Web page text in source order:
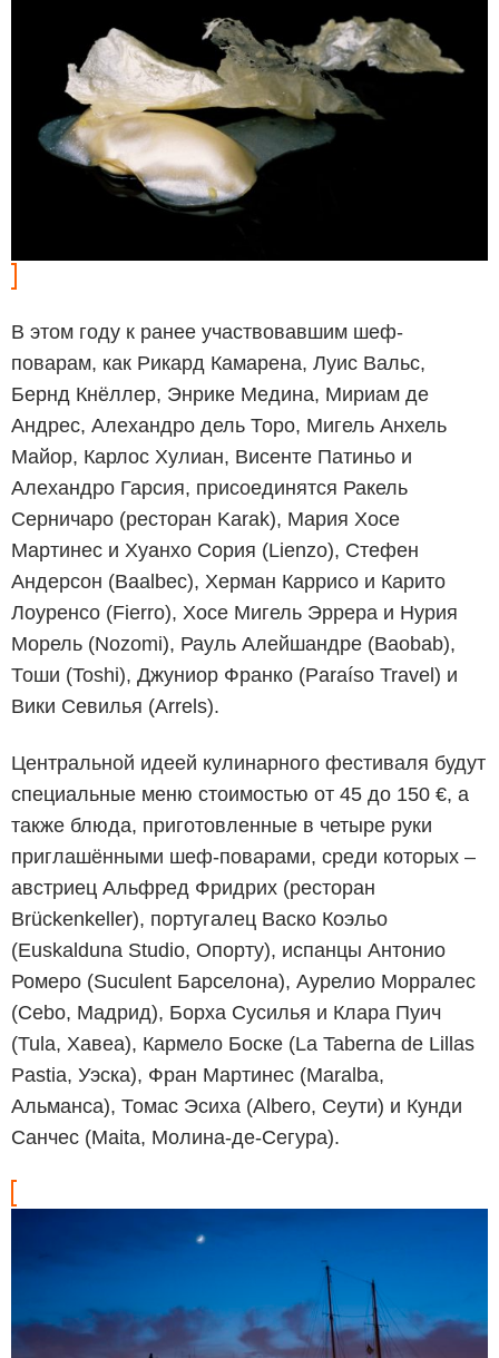
В этом году к ранее участвовавшим шеф-
поварам, как Рикард Камарена, Луис Вальс,
Бернд Кнёллер, Энрике Медина, Мириам де
Андрес, Алехандро дель Торо, Мигель Анхель
Майор, Карлос Хулиан, Висенте Патиньо и
Алехандро Гарсия, присоединятся Ракель
Серничаро (ресторан Karak), Мария Хосе
Мартинес и Хуанхо Сория (Lienzo), Стефен
Андерсон (Baalbec), Херман Каррисо и Карито
Лоуренсо (Fierro), Хосе Мигель Эррера и Нурия
Морель (Nozomi), Рауль Алейшандре (Baobab),
Тоши (Toshi), Джуниор Франко (Paraíso Travel) и
Вики Севилья (Arrels).
Центральной идеей кулинарного фестиваля будут
специальные меню стоимостью от 45 до 150 €, а
также блюда, приготовленные в четыре руки
приглашёнными шеф-поварами, среди которых –
австриец Альфред Фридрих (ресторан
Brückenkeller), португалец Васко Коэльо
(Euskalduna Studio, Опорту), испанцы Антонио
Ромеро (Suculent Барселона), Аурелио Морралес
(Cebo, Мадрид), Борха Сусилья и Клара Пуич
(Tula, Хавеа), Кармело Боске (La Taberna de Lillas
Pastia, Уэска), Фран Мартинес (Maralba,
Альманса), Томас Эсиха (Albero, Сеути) и Кунди
Санчес (Maita, Молина-де-Сегура).